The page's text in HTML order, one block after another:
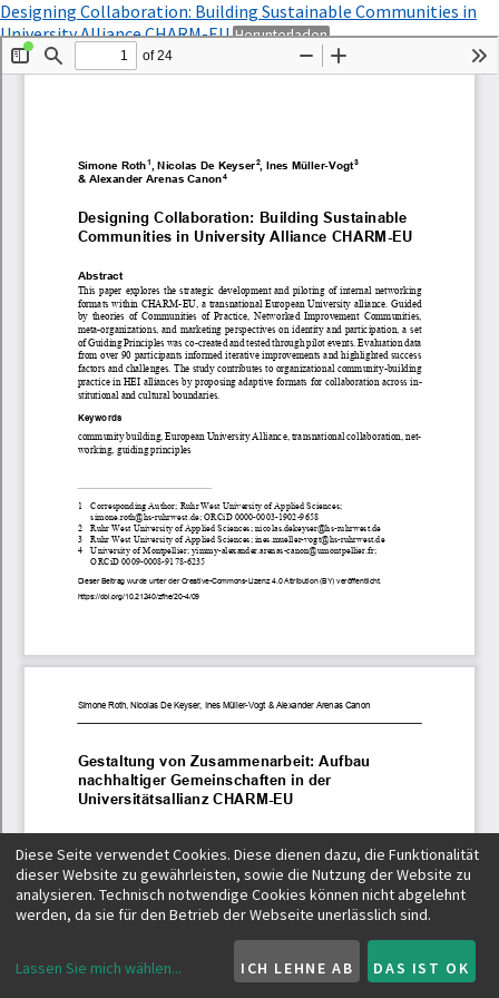
Zu
Artikeldetails
zurückkehren
Designing Collaboration: Building Sustainable Communities in
University Alliance CHARM-EUHerunterladenPDF
herunterladen
Diese Seite verwendet Cookies. Diese dienen dazu, die Funktionalität
dieser Website zu gewährleisten, sowie die Nutzung der Website zu
analysieren. Technisch notwendige Cookies können nicht abgelehnt
werden, da sie für den Betrieb der Webseite unerlässlich sind.
Lassen Sie mich wählen... ICH LEHNE AB DAS IST OK